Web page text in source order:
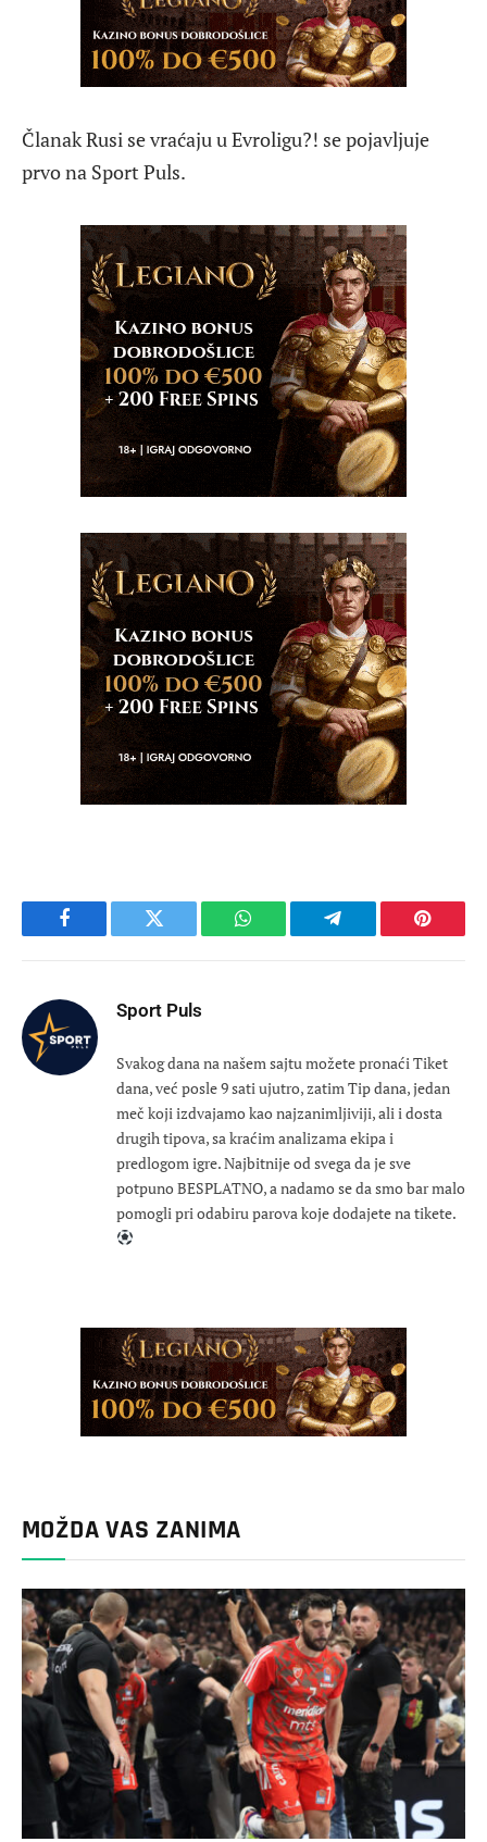
Članak Rusi se vraćaju u Evroligu?! se pojavljuje
prvo na Sport Puls.
Facebook Twitter WhatsApp Telegram
Sport Puls
Svakog dana na našem sajtu možete pronaći Tiket
dana, već posle 9 sati ujutro, zatim Tip dana, jedan
meč koji izdvajamo kao najzanimljiviji, ali i dosta
drugih tipova, sa kraćim analizama ekipa i
predlogom igre. Najbitnije od svega da je sve
potpuno BESPLATNO, a nadamo se da smo bar malo
pomogli pri odabiru parova koje dodajete na tikete.
MOŽDA VAS ZANIMA